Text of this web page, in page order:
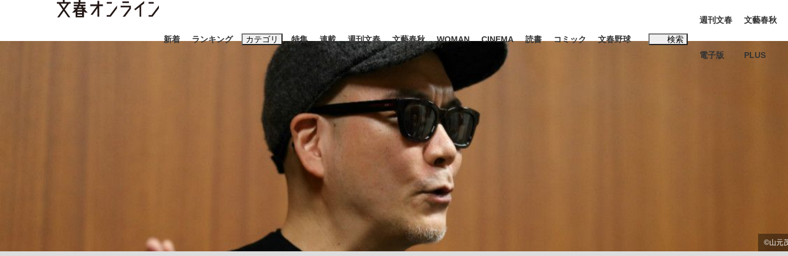
新着 ランキング カテゴリ
ニュース エンタメ
「90%は失敗する。でも…」本田圭佑が初めて明かした日本代表監督に... 「最悪の空気のまま解散」WBC日本代表“敗戦”の真実 選手が明かす...
特集 連載 週刊文春 文藝春秋 WOMAN CINEMA 読書 コミック 文春野球 検索
キーワード入力
おすすめのキーワードタグ一覧
#三山凌輝 #高市早苗 #森岡毅 #城彰二
#亀和田武
週刊文春
電子版
文藝春秋
PLUS